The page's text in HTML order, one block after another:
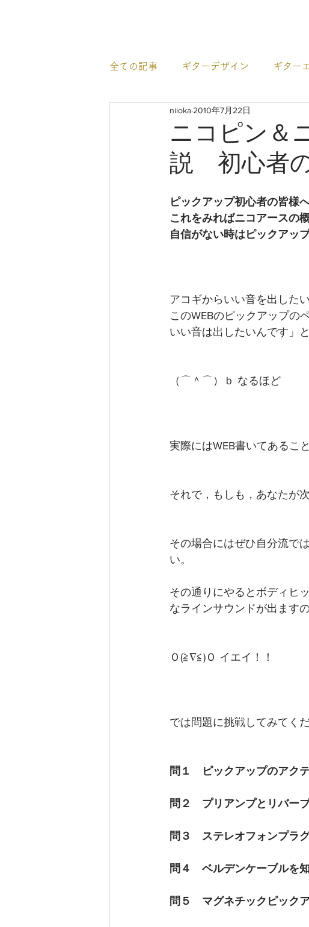
全ての記事 ギターデザイン ギター
イベント情報 すごいギター
ニコピン＆
説 初心者の
niioka 2010年7月22日
ピックアップ初心者の皆様へ
これをみればニコアースの
自信がない時はピックアッ
アコギからいい音を出した
このWEBのピックアップの
いい音は出したいんです」
（⌒＾⌒）ｂ なるほど
実際にはWEB書いてあるこ
それで，もしも，あなたが
その場合にはぜひ自分流で
い。
その通りにやるとボディヒ
なラインサウンドが出ますの
Ｏ(≧∇≦)Ｏ イエイ！！
では問題に挑戦してみてくだ
問１　ピックアップのアク
問２　プリアンプとリバー
問３　ステレオフォンプラ
問４　ベルデンケーブルを
問５　マグネチックピック